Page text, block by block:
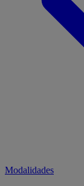
Modalidades